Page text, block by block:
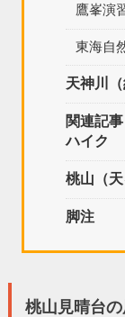
鷹峯演
東海自
天神川
関連記
ハイク
桃山（天
脚注
桃山見晴台